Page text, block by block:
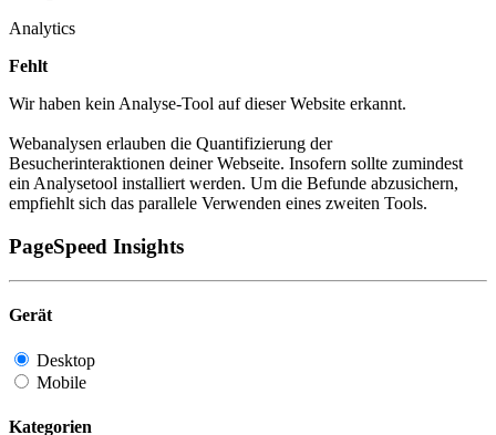
Analytics
Fehlt
Wir haben kein Analyse-Tool auf dieser Website erkannt.
Webanalysen erlauben die Quantifizierung der
Besucherinteraktionen deiner Webseite. Insofern sollte zumindest
ein Analysetool installiert werden. Um die Befunde abzusichern,
empfiehlt sich das parallele Verwenden eines zweiten Tools.
PageSpeed Insights
Gerät
Desktop
Mobile
Kategorien